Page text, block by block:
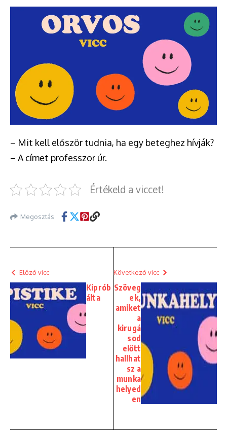
– Mit kell először tudnia, ha egy beteghez hívják?
– A címet professzor úr.
Értékeld a viccet!
Megosztás
Előző vicc
Kiprób
álta
Következő vicc
Szöveg
ek,
amiket
a
kirugá
sod
előtt
hallhat
sz a
munka
helyed
en